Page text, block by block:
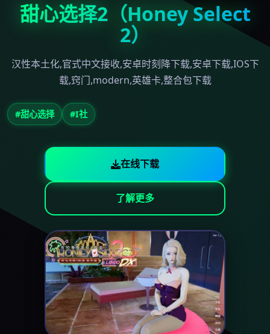
甜心选择2（Honey Select
2）
汉性本土化,官式中文接收,安卓时刻降下载,安卓下载,IOS下
载,窍门,modern,英雄卡,整合包下载
#甜心选择 #I社
在线下载
了解更多